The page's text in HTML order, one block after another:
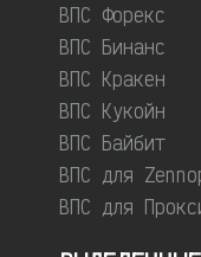
ВПС Форекс
ВПС Бинанс
ВПС Кракен
ВПС Кукойн
ВПС Байбит
ВПС для
ВПС для